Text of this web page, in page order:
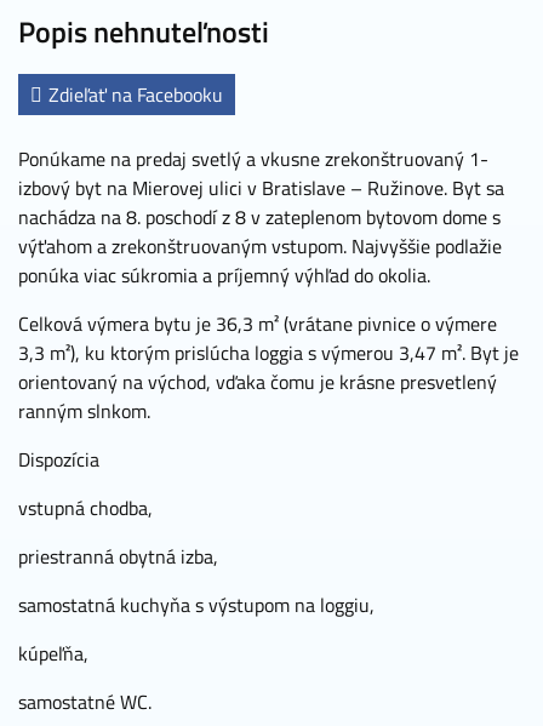
Popis nehnuteľnosti
Zdieľať na Facebooku
Ponúkame na predaj svetlý a vkusne zrekonštruovaný 1-
izbový byt na Mierovej ulici v Bratislave – Ružinove. Byt sa
nachádza na 8. poschodí z 8 v zateplenom bytovom dome s
výťahom a zrekonštruovaným vstupom. Najvyššie podlažie
ponúka viac súkromia a príjemný výhľad do okolia.
Celková výmera bytu je 36,3 m² (vrátane pivnice o výmere
3,3 m²), ku ktorým prislúcha loggia s výmerou 3,47 m². Byt je
orientovaný na východ, vďaka čomu je krásne presvetlený
ranným slnkom.
Dispozícia
vstupná chodba,
priestranná obytná izba,
samostatná kuchyňa s výstupom na loggiu,
kúpeľňa,
samostatné WC.